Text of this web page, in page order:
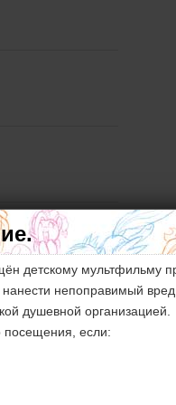
от Автора: vavacung
время (:
детскому мультфильму
непоправимый вред
душевной организацией.
посещения, если: